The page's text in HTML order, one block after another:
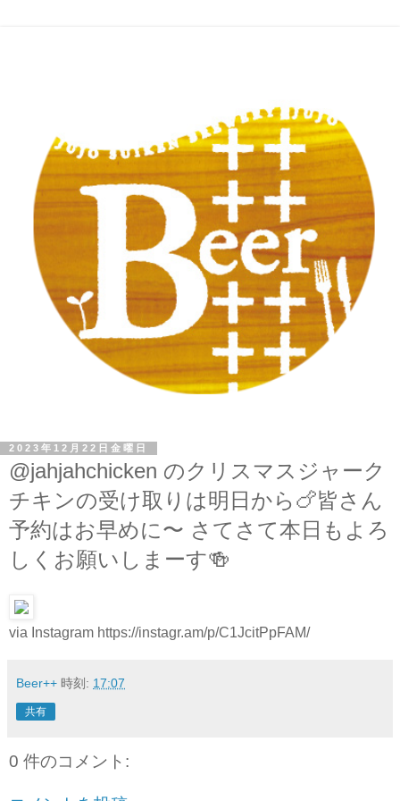
2023年12月22日金曜日
@jahjahchicken のクリスマスジャーク
チキンの受け取りは明日から🍗皆さん
予約はお早めに〜 さてさて本日もよろ
しくお願いしまーす🍻
via Instagram https://instagr.am/p/C1JcitPpFAM/
Beer++ 時刻: 17:07
共有
0 件のコメント: